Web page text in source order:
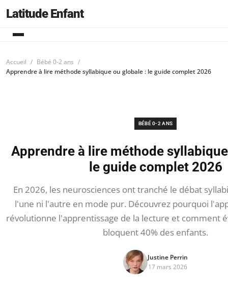
Latitude Enfant
Accueil
Bébé 0-2 ans
Apprendre à lire méthode syllabique ou globale : le guide complet 2026
BÉBÉ 0-2 ANS
Apprendre à lire méthode
le guide complet 2026
En 2026, les neurosciences ont tranché le débat
l'une ni l'autre en mode pur. Découvrez pourquoi
révolutionne l'apprentissage de la lecture et comment
bloquent 40% des enfants.
Justine Perrin
17 mars 2026